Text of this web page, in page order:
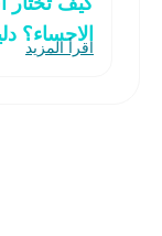
الاحساء؟
اقرأ المزيد